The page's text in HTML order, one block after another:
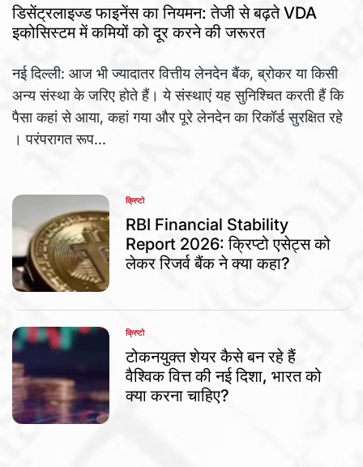
IN
डिसेंट्रलाइज्ड फाइनेंस का नियमन: तेजी से बढ़ते VDA
इकोसिस्टम में कमियों को दूर करने की जरूरत
नई दिल्ली: आज भी ज्यादातर वित्तीय लेनदेन बैंक, ब्रोकर या किसी
अन्य संस्था के जरिए होते हैं। ये संस्थाएं यह सुनिश्चित करती हैं कि
पैसा कहां से आया, कहां गया और पूरे लेनदेन का रिकॉर्ड सुरक्षित रहे
। परंपरागत रूप...
POSTED
IN
क्रिप्टो
RBI Financial Stability
Report 2026: क्रिप्टो एसेट्स को
लेकर रिजर्व बैंक ने क्या कहा?
POSTED
IN
क्रिप्टो
टोकनयुक्त शेयर कैसे बन रहे हैं
वैश्विक वित्त की नई दिशा, भारत को
क्या करना चाहिए?